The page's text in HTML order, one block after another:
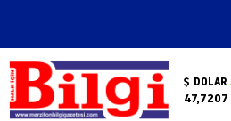
DOLAR
47,7207